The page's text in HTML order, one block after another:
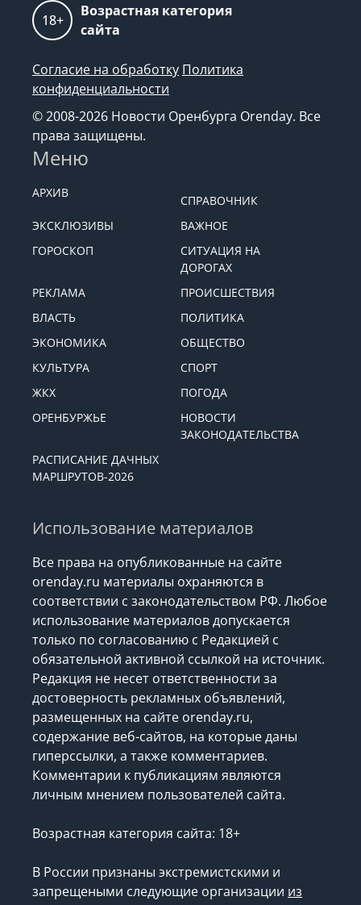
18+
Возрастная категория
сайта
Согласие на обработку Политика
конфиденциальности
© 2008-2026 Новости Оренбурга Orenday. Все
права защищены.
Меню
АРХИВ
СПРАВОЧНИК
ЭКСКЛЮЗИВЫ
ВАЖНОЕ
ГОРОСКОП
СИТУАЦИЯ НА
ДОРОГАХ
РЕКЛАМА
ПРОИСШЕСТВИЯ
ВЛАСТЬ
ПОЛИТИКА
ЭКОНОМИКА
ОБЩЕСТВО
КУЛЬТУРА
СПОРТ
ЖКХ
ПОГОДА
ОРЕНБУРЖЬЕ
НОВОСТИ
ЗАКОНОДАТЕЛЬСТВА
РАСПИСАНИЕ ДАЧНЫХ
МАРШРУТОВ-2026
Использование материалов
Все права на опубликованные на сайте
orenday.ru материалы охраняются в
соответствии с законодательством РФ. Любое
использование материалов допускается
только по согласованию с Редакцией с
обязательной активной ссылкой на источник.
Редакция не несет ответственности за
достоверность рекламных объявлений,
размещенных на сайте orenday.ru,
содержание веб-сайтов, на которые даны
гиперссылки, а также комментариев.
Комментарии к публикациям являются
личным мнением пользователей сайта.
Возрастная категория сайта: 18+
В России признаны экстремистскими и
запрещеными следующие организации из